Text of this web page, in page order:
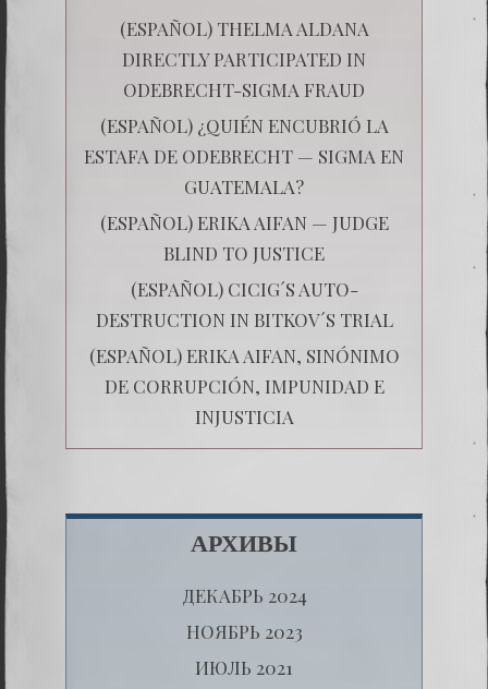
(ESPAÑOL) THELMA ALDANA
DIRECTLY PARTICIPATED IN
ODEBRECHT-SIGMA FRAUD
(ESPAÑOL) ¿QUIÉN ENCUBRIÓ LA
ESTAFA DE ODEBRECHT — SIGMA EN
GUATEMALA?
(ESPAÑOL) ERIKA AIFAN — JUDGE
BLIND TO JUSTICE
(ESPAÑOL) CICIG´S AUTO-
DESTRUCTION IN BITKOV´S TRIAL
(ESPAÑOL) ERIKA AIFAN, SINÓNIMO
DE CORRUPCIÓN, IMPUNIDAD E
INJUSTICIA
АРХИВЫ
ДЕКАБРЬ 2024
НОЯБРЬ 2023
ИЮЛЬ 2021